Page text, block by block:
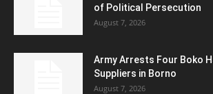
of Political Persecution
August 7, 2026
Army Arrests Four Boko
Suppliers in Borno
August 7, 2026